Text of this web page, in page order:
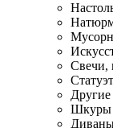
Свечи,
Шкуры